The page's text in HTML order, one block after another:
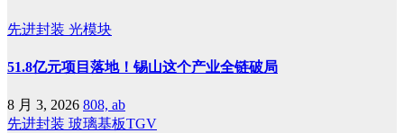
先进封装 光模块
51.8亿元项目落地！锡山这个产业全链破局
8 月 3, 2026 808, ab
先进封装 玻璃基板TGV